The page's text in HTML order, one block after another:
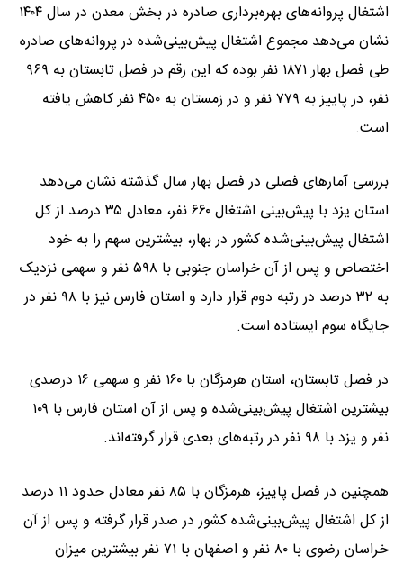
اشتغال پروانه‌های بهره‌برداری صادره در بخش معدن در سال ۱۴۰۴
نشان می‌دهد مجموع اشتغال پیش‌بینی‌شده در پروانه‌های صادره
طی فصل بهار ۱۸۷۱ نفر بوده که این رقم در فصل تابستان به ۹۶۹
نفر، در پاییز به ۷۷۹ نفر و در زمستان به ۴۵۰ نفر کاهش یافته
است.
بررسی آمارهای فصلی در فصل بهار سال گذشته نشان می‌دهد
استان یزد با پیش‌بینی اشتغال ۶۶۰ نفر، معادل ۳۵ درصد از کل
اشتغال پیش‌بینی‌شده کشور در بهار، بیشترین سهم را به خود
اختصاص و پس از آن خراسان جنوبی با ۵۹۸ نفر و سهمی نزدیک
به ۳۲ درصد در رتبه دوم قرار دارد و استان فارس نیز با ۹۸ نفر در
جایگاه سوم ایستاده است.
در فصل تابستان، استان هرمزگان با ۱۶۰ نفر و سهمی ۱۶ درصدی
بیشترین اشتغال پیش‌بینی‌شده و پس از آن استان فارس با ۱۰۹
نفر و یزد با ۹۸ نفر در رتبه‌های بعدی قرار گرفته‌اند.
همچنین در فصل پاییز، هرمزگان با ۸۵ نفر معادل حدود ۱۱ درصد
از کل اشتغال پیش‌بینی‌شده کشور در صدر قرار گرفته و پس از آن
خراسان رضوی با ۸۰ نفر و اصفهان با ۷۱ نفر بیشترین میزان